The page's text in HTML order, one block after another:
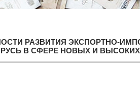
РАЗВИТИЯ ЭКСПОРТНО-
В СФЕРЕ НОВЫХ И